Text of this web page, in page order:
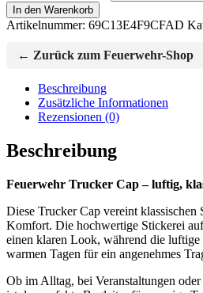
In den Warenkorb
Artikelnummer: 69C13E4F9CFAD
← Zurück zum Feuerwehr-Shop
Beschreibung
Zusätzliche Informationen
Rezensionen (0)
Beschreibung
Feuerwehr Trucker Cap – luftig,
Diese Trucker Cap vereint
Komfort. Die hochwertige Stickerei
einen klaren Look, während die luftige
warmen Tagen für ein angenehmes
Ob im Alltag, bei Veranstaltungen